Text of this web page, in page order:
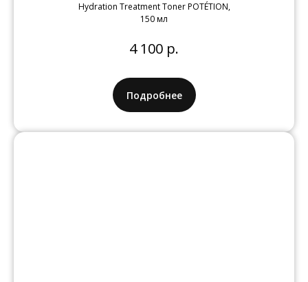
Hydration Treatment Toner POTÉTION,
150 мл
4 100 р.
Подробнее